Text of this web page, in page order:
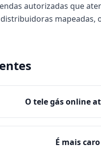
autorizadas que
O tele gás online
É mais